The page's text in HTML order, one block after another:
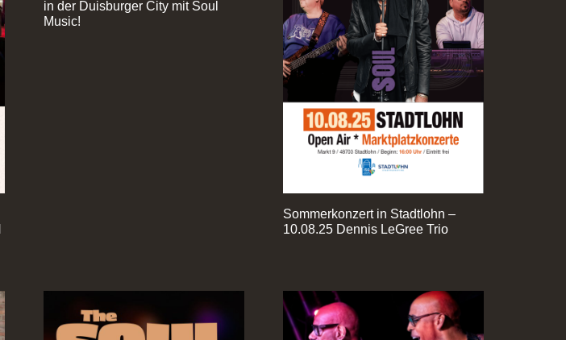
in der Duisburger City mit Soul
Music!
Sommerkonzert in Stadtlohn –
10.08.25 Dennis LeGree Trio